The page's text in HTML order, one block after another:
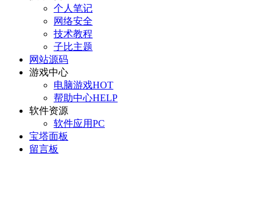
个人笔记
网络安全
技术教程
子比主题
网站源码
游戏中心
电脑游戏HOT
帮助中心HELP
软件资源
软件应用PC
宝塔面板
留言板